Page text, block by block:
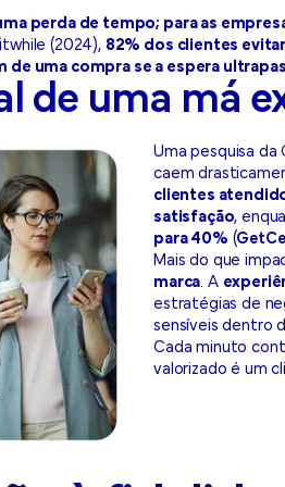
perda de tempo; para as
(2024), 82% dos clientes
de uma compra se a espera
de uma má
Uma pesquisa
caem
clientes
satisfação,
para 40% (
Mais do que
marca. A
estratégias de
sensíveis dentro
Cada minuto
valorizado é um